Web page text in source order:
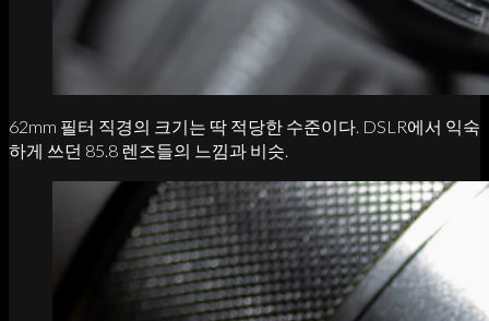
62mm 필터 직경의 크기는 딱 적당한 수준이다. DSLR에서 익숙
하게 쓰던 85.8 렌즈들의 느낌과 비슷.